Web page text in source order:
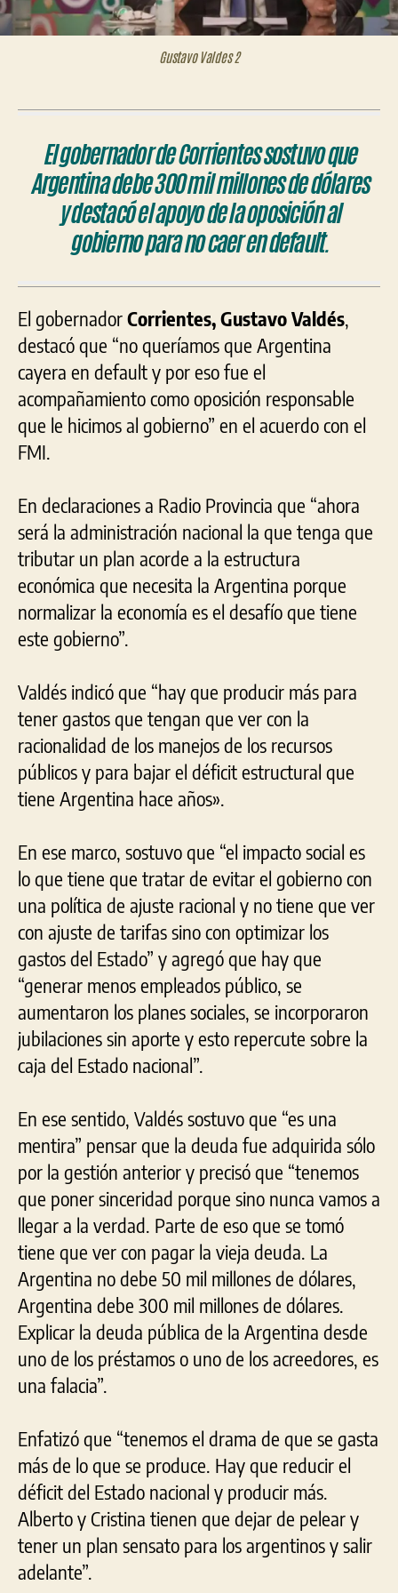
Gustavo Valdes 2
El gobernador de Corrientes sostuvo que
Argentina debe 300 mil millones de dólares
y destacó el apoyo de la oposición al
gobierno para no caer en default.
El gobernadorCorrientes, Gustavo Valdés,
destacó que “no queríamos que Argentina
cayera en default y por eso fue el
acompañamiento como oposición responsable
que le hicimos al gobierno” en el acuerdo con el
FMI.
En declaraciones a Radio Provincia que “ahora
será la administración nacional la que tenga que
tributar un plan acorde a la estructura
económica que necesita la Argentina porque
normalizar la economía es el desafío que tiene
este gobierno”.
Valdés indicó que “hay que producir más para
tener gastos que tengan que ver con la
racionalidad de los manejos de los recursos
públicos y para bajar el déficit estructural que
tiene Argentina hace años».
En ese marco, sostuvo que “el impacto social es
lo que tiene que tratar de evitar el gobierno con
una política de ajuste racional y no tiene que ver
con ajuste de tarifas sino con optimizar los
gastos del Estado” y agregó que hay que
“generar menos empleados público, se
aumentaron los planes sociales, se incorporaron
jubilaciones sin aporte y esto repercute sobre la
caja del Estado nacional”.
En ese sentido, Valdés sostuvo que “es una
mentira” pensar que la deuda fue adquirida sólo
por la gestión anterior y precisó que “tenemos
que poner sinceridad porque sino nunca vamos a
llegar a la verdad. Parte de eso que se tomó
tiene que ver con pagar la vieja deuda. La
Argentina no debe 50 mil millones de dólares,
Argentina debe 300 mil millones de dólares.
Explicar la deuda pública de la Argentina desde
uno de los préstamos o uno de los acreedores, es
una falacia”.
Enfatizó que “tenemos el drama de que se gasta
más de lo que se produce. Hay que reducir el
déficit del Estado nacional y producir más.
Alberto y Cristina tienen que dejar de pelear y
tener un plan sensato para los argentinos y salir
adelante”.